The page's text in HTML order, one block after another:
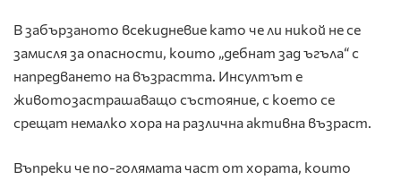
В забързаното всекидневие като че ли никой не се
замисля за опасности, които „дебнат зад ъгъла“ с
напредването на възрастта. Инсултът е
животозастрашаващо състояние, с което се
срещат немалко хора на различна активна възраст.
Въпреки че по-голямата част от хората, които